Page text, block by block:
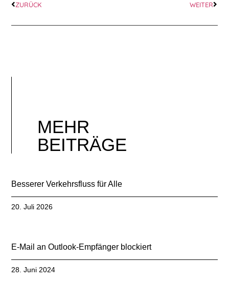
ZURÜCK WEITER
MEHR
BEITRÄGE
Besserer Verkehrsfluss für Alle
20. Juli 2026
E-Mail an Outlook-Empfänger blockiert
28. Juni 2024